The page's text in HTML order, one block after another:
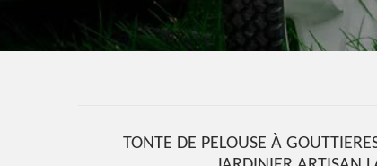
TONTE DE PELOUSE À